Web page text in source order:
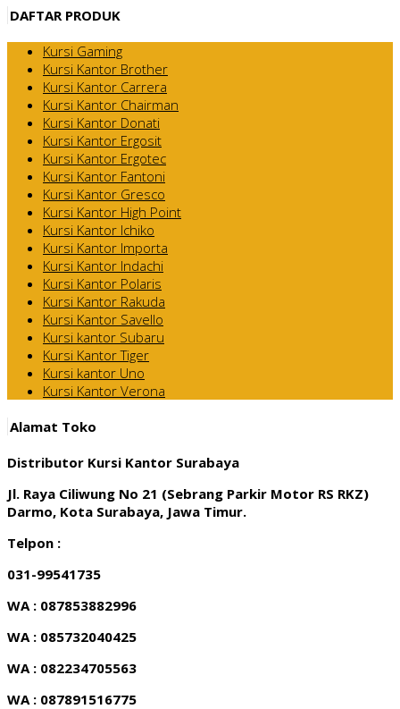
DAFTAR PRODUK
Kursi Gaming
Kursi Kantor Brother
Kursi Kantor Carrera
Kursi Kantor Chairman
Kursi Kantor Donati
Kursi Kantor Ergosit
Kursi Kantor Ergotec
Kursi Kantor Fantoni
Kursi Kantor Gresco
Kursi Kantor High Point
Kursi Kantor Ichiko
Kursi Kantor Importa
Kursi Kantor Indachi
Kursi Kantor Polaris
Kursi Kantor Rakuda
Kursi Kantor Savello
Kursi kantor Subaru
Kursi Kantor Tiger
Kursi kantor Uno
Kursi Kantor Verona
Alamat Toko
Distributor Kursi Kantor Surabaya
Jl. Raya Ciliwung No 21 (Sebrang Parkir Motor RS RKZ)
Darmo, Kota Surabaya, Jawa Timur.
Telpon :
031-99541735
WA : 087853882996
WA : 085732040425
WA : 082234705563
WA : 087891516775